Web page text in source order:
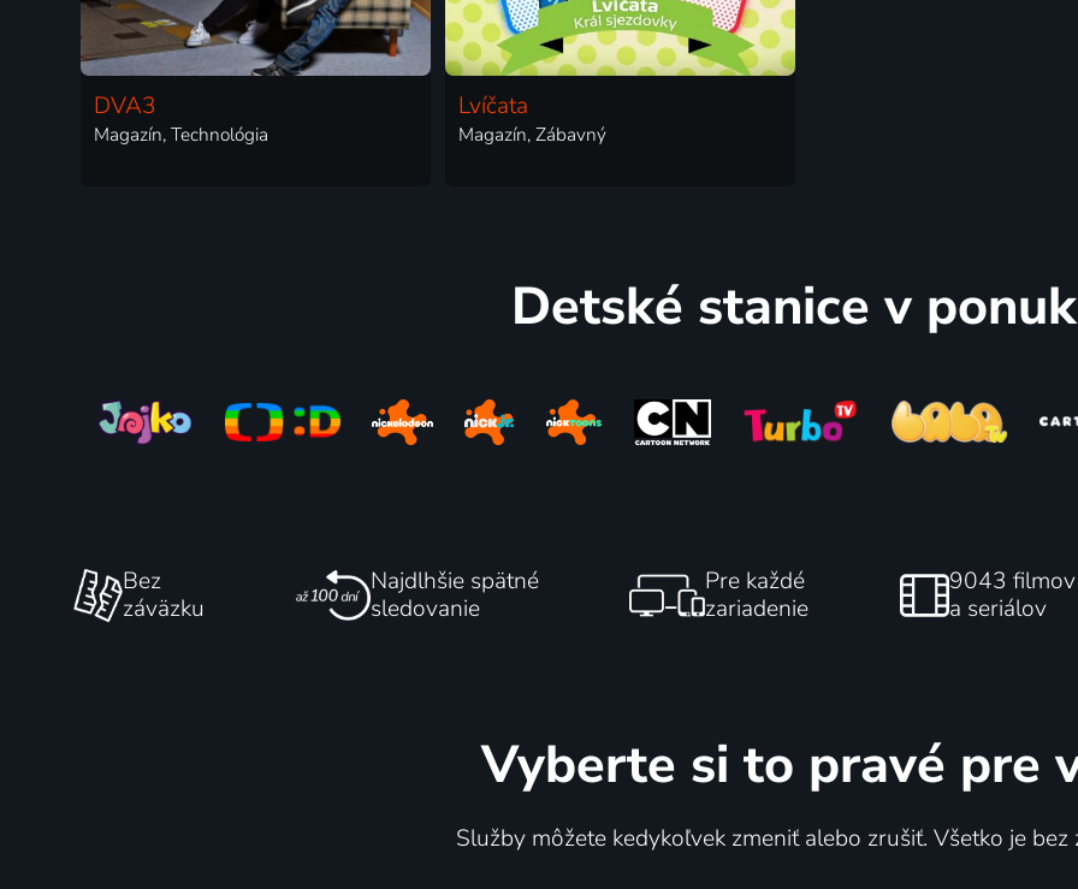
DVA3
Magazín, Technológia
Lvíčata
Magazín, Zábavný
Detské stanice v
Bez
záväzku
Najdlhšie spätné
sledovanie
Pre každé
zariadenie
9043 filmov
a seriálov
Vyberte si to pravé pre
Služby môžete kedykoľvek zmeniť alebo zrušiť. Všetko je bez